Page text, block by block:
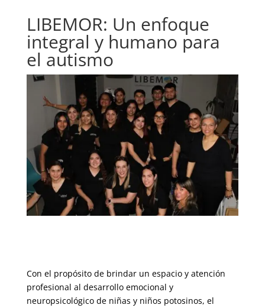
LIBEMOR: Un enfoque
integral y humano para
el autismo
Con el propósito de brindar un espacio y atención
profesional al desarrollo emocional y
neuropsicológico de niñas y niños potosinos, el